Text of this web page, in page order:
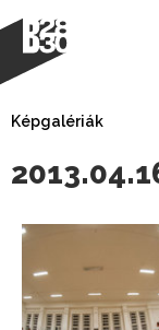
Képgalériák